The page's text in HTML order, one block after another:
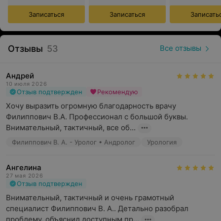
Медицинский центр «Доктор Плюс» предлагает услуги
по следующим направлениям:
Андрология;
Акушерство и гинекология;
УЗИ-диагностика (все виды исследований);
Терапия;
Эндокринология;
Лабораторная диагностика (проводится совместно с
ООО «Международная лаборатория Хеликс» на
Записаться Записаться
Отзывы 53 Все отзывы
Андрей
10 июля 2026
Отзыв подтвержден Рекомендую
Хочу выразить огромную благодарность врачу
Филиппович В.А. Профессионал с большой буквы.
Внимательный, тактичный, все об...
Филиппович В. А. - Уролог • Андролог Урология
Ангелина
27 мая 2026
Отзыв подтвержден
Внимательный, тактичный и очень грамотный
специалист Филиппович В. А.. Детально разобрал